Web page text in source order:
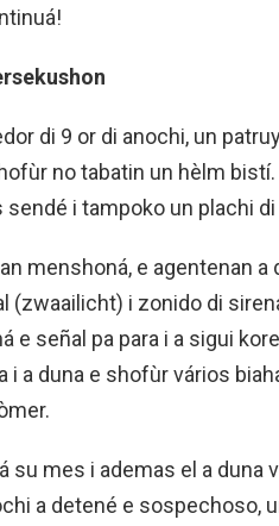
di 9 or di anochi, un
no tabatin un hèlm
i tampoko un plachi
menshoná, e agentenan a
(zwaailicht) i zonido di
e señal pa para i a sigui
a duna e shofùr vários
su mes i ademas el a duna
a detené e sospechoso,